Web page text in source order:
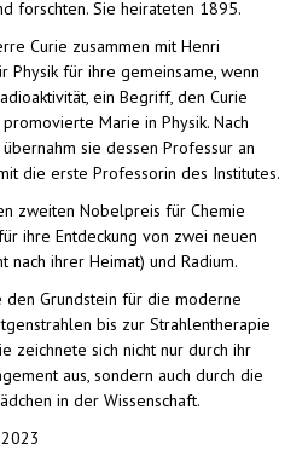
forschten. Sie heirateten 1895.
Curie zusammen mit Henri
für ihre gemeinsame, wenn
ein Begriff, den Curie
Marie in Physik. Nach
sie dessen Professur an
die erste Professorin des Institutes.
zweiten Nobelpreis für Chemie
ihre Entdeckung von zwei neuen
nach ihrer Heimat) und Radium.
den Grundstein für die moderne
bis zur Strahlentherapie
zeichnete sich nicht nur durch ihr
aus, sondern auch durch die
in der Wissenschaft.